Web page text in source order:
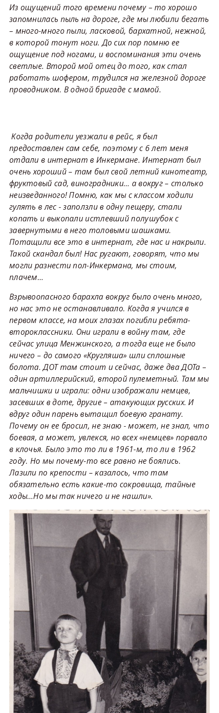
Из ощущений того времени почему – то хорошо
запомнилась пыль на дороге, где мы любили бегать
– много-много пыли, ласковой, бархатной, нежной,
в которой тонут ноги. До сих пор помню ее
ощущение под ногами, и воспоминания эти очень
светлые. Второй мой отец до того, как стал
работать шофером, трудился на железной дороге
проводником. В одной бригаде с мамой.
Когда родители уезжали в рейс, я был
предоставлен сам себе, поэтому с 6 лет меня
отдали в интернат в Инкермане. Интернат был
очень хороший – там был свой летний кинотеатр,
фруктовый сад, виноградники… а вокруг – столько
неизведанного! Помню, как мы с классом ходили
гулять в лес - заползли в одну пещеру, стали
копать и выкопали истлевший полушубок с
завернутыми в него толовыми шашками.
Потащили все это в интернат, где нас и накрыли.
Такой скандал был! Нас ругают, говорят, что мы
могли разнести пол-Инкермана, мы стоим,
плачем…
Взрывоопасного барахла вокруг было очень много,
но нас это не останавливало. Когда я учился в
первом классе, на моих глазах погибли ребята-
второклассники. Они играли в войну там, где
сейчас улица Менжинского, а тогда еще не было
ничего – до самого «Кругляша» шли сплошные
болота. ДОТ там стоит и сейчас, даже два ДОТа –
один артиллерийский, второй пулеметный. Там мы
мальчишки и играли: одни изображали немцев,
засевших в доте, другие – атакующих русских. И
вдруг один парень вытащил боевую гранату.
Почему он ее бросил, не знаю - может, не знал, что
боевая, а может, увлекся, но всех «немцев» порвало
в клочья. Было это то ли в 1961-м, то ли в 1962
году. Но мы почему-то все равно не боялись.
Лазили по крепости – казалось, что там
обязательно есть какие-то сокровища, тайные
ходы…Но мы так ничего и не нашли».